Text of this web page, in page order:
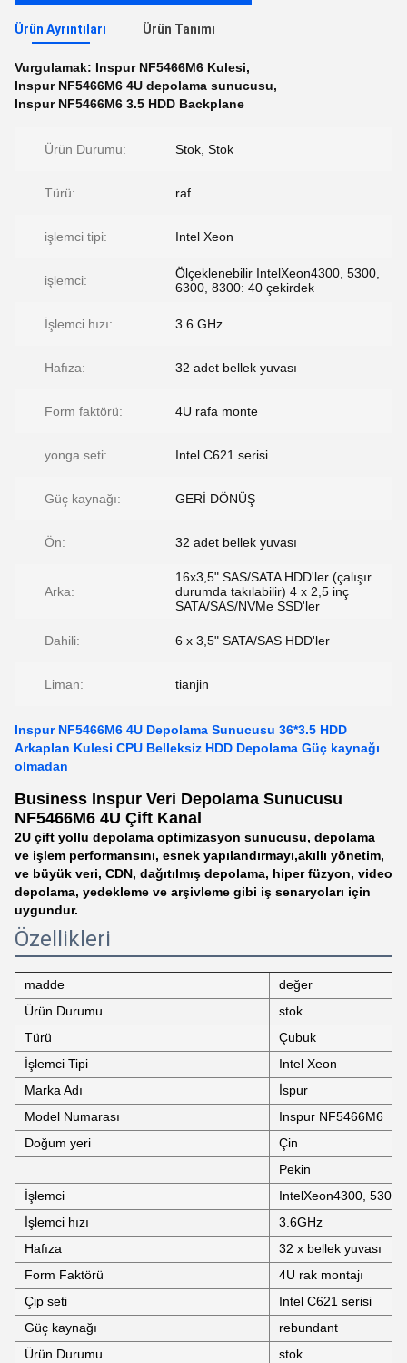
Ürün Ayrıntıları Ürün Tanımı
Vurgulamak: Inspur NF5466M6 Kulesi,
Inspur NF5466M6 4U depolama sunucusu,
Inspur NF5466M6 3.5 HDD Backplane
Ürün Durumu: Stok, Stok
Türü: raf
işlemci tipi: Intel Xeon
işlemci:
Ölçeklenebilir IntelXeon4300, 5300,
6300, 8300: 40 çekirdek
İşlemci hızı: 3.6 GHz
Hafıza: 32 adet bellek yuvası
Form faktörü: 4U rafa monte
yonga seti: Intel C621 serisi
Güç kaynağı: GERİ DÖNÜŞ
Ön: 32 adet bellek yuvası
Arka:
16x3,5" SAS/SATA HDD'ler (çalışır
durumda takılabilir) 4 x 2,5 inç
SATA/SAS/NVMe SSD'ler
Dahili: 6 x 3,5" SATA/SAS HDD'ler
Liman: tianjin
Inspur NF5466M6 4U Depolama Sunucusu 36*3.5 HDD
Arkaplan Kulesi CPU Belleksiz HDD Depolama Güç kaynağı
olmadan
Business Inspur Veri Depolama Sunucusu
NF5466M6 4U Çift Kanal
2U çift yollu depolama optimizasyon sunucusu, depolama
ve işlem performansını, esnek yapılandırmayı,akıllı yönetim,
ve büyük veri, CDN, dağıtılmış depolama, hiper füzyon, video
depolama, yedekleme ve arşivleme gibi iş senaryoları için
uygundur.
Özellikleri
madde
değer
Ürün Durumu
stok
Türü
Çubuk
İşlemci Tipi
Intel Xeon
Marka Adı
İspur
Model Numarası
Inspur NF5466M6
Doğum yeri
Çin
Pekin
İşlemci
IntelXeon4300,
İşlemci hızı
3.6GHz
Hafıza
32 x bellek yuvası
Form Faktörü
4U rak montajı
Çip seti
Intel C621 serisi
Güç kaynağı
rebundant
Ürün Durumu
stok